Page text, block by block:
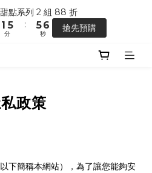
滿 $1,500，即贈「幸運小馬」
3
2
1
3
2
1
4
3
2
點系列 2 組 88 折
2
1
0
6
5
4
分
:
6
5
4
7
6
5
0
秒
搶先預購
政策
以下簡稱本網站），為了讓您能夠安